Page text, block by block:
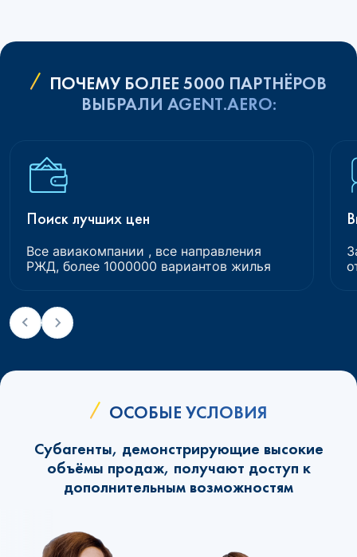
ПОЧЕМУ БОЛЕЕ 5000 ПАРТНЁРОВ
ВЫБРАЛИ AGENT.AERO:
Поиск лучших цен
Все авиакомпании , все направления
РЖД, более 1000000 вариантов жилья
ОСОБЫЕ УСЛОВИЯ
Субагенты, демонстрирующие высокие
объёмы продаж, получают доступ к
дополнительным возможностям